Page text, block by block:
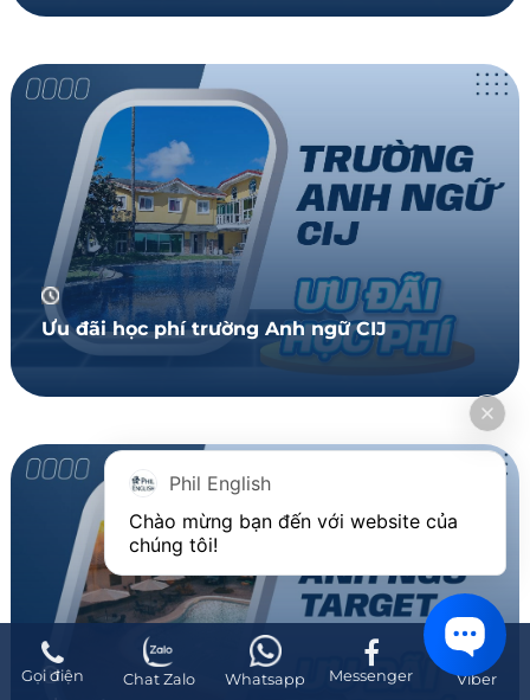
Ưu đãi học phí trường Anh ngữ CIJ
Gọi điện Chat Zalo Whatsapp Messenger Viber
Phil English
Chào mừng bạn đến với website của
chúng tôi!